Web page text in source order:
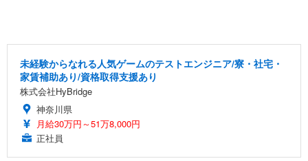
未経験からなれる人気ゲームのテストエンジニア/寮・社宅・
家賃補助あり/資格取得支援あり
株式会社HyBridge
神奈川県
月給30万円～51万8,000円
正社員